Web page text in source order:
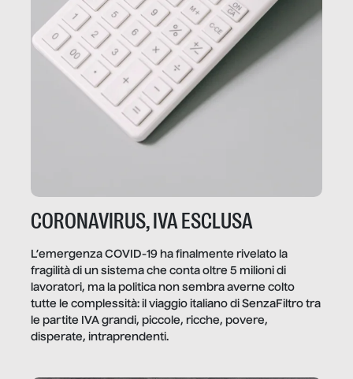
CORONAVIRUS, IVA ESCLUSA
L’emergenza COVID-19 ha finalmente rivelato la
fragilità di un sistema che conta oltre 5 milioni di
lavoratori, ma la politica non sembra averne colto
tutte le complessità: il viaggio italiano di SenzaFiltro tra
le partite IVA grandi, piccole, ricche, povere,
disperate, intraprendenti.